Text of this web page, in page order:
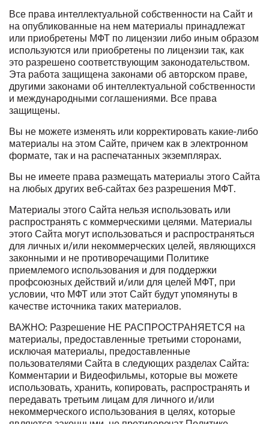
Все права интеллектуальной собственности на Сайт и
на опубликованные на нем материалы принадлежат
или приобретены МФТ по лицензии либо иным образом
используются или приобретены по лицензии так, как
это разрешено соответствующим законодательством.
Эта работа защищена законами об авторском праве,
другими законами об интеллектуальной собственности
и международными соглашениями. Все права
защищены.
Вы не можете изменять или корректировать какие-либо
материалы на этом Сайте, причем как в электронном
формате, так и на распечатанных экземплярах.
Вы не имеете права размещать материалы этого Сайта
на любых других веб-сайтах без разрешения МФТ.
Материалы этого Сайта нельзя использовать или
распространять с коммерческими целями. Материалы
этого Сайта могут использоваться и распространяться
для личных и/или некоммерческих целей, являющихся
законными и не противоречащими Политике
приемлемого использования и для поддержки
профсоюзных действий и/или для целей МФТ, при
условии, что МФТ или этот Сайт будут упомянуты в
качестве источника таких материалов.
ВАЖНО: Разрешение НЕ РАСПРОСТРАНЯЕТСЯ на
материалы, предоставленные третьими сторонами,
исключая материалы, предоставленные
пользователями Сайта в следующих разделах Сайта:
Комментарии и Видеофильмы, которые вы можете
использовать, хранить, копировать, распространять и
передавать третьим лицам для личного и/или
некоммерческого использования в целях, которые